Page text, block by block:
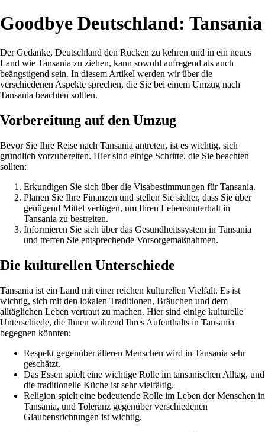
Goodbye Deutschland: Tansania
Der Gedanke, Deutschland den Rücken zu kehren und in ein neues
Land wie Tansania zu ziehen, kann sowohl aufregend als auch
beängstigend sein. In diesem Artikel werden wir über die
verschiedenen Aspekte sprechen, die Sie bei einem Umzug nach
Tansania beachten sollten.
Vorbereitung auf den Umzug
Bevor Sie Ihre Reise nach Tansania antreten, ist es wichtig, sich
gründlich vorzubereiten. Hier sind einige Schritte, die Sie beachten
sollten:
Erkundigen Sie sich über die Visabestimmungen für Tansania.
Planen Sie Ihre Finanzen und stellen Sie sicher, dass Sie über
genügend Mittel verfügen, um Ihren Lebensunterhalt in
Tansania zu bestreiten.
Informieren Sie sich über das Gesundheitssystem in Tansania
und treffen Sie entsprechende Vorsorgemaßnahmen.
Die kulturellen Unterschiede
Tansania ist ein Land mit einer reichen kulturellen Vielfalt. Es ist
wichtig, sich mit den lokalen Traditionen, Bräuchen und dem
alltäglichen Leben vertraut zu machen. Hier sind einige kulturelle
Unterschiede, die Ihnen während Ihres Aufenthalts in Tansania
begegnen könnten:
Respekt gegenüber älteren Menschen wird in Tansania sehr
geschätzt.
Das Essen spielt eine wichtige Rolle im tansanischen Alltag, und
die traditionelle Küche ist sehr vielfältig.
Religion spielt eine bedeutende Rolle im Leben der Menschen in
Tansania, und Toleranz gegenüber verschiedenen
Glaubensrichtungen ist wichtig.